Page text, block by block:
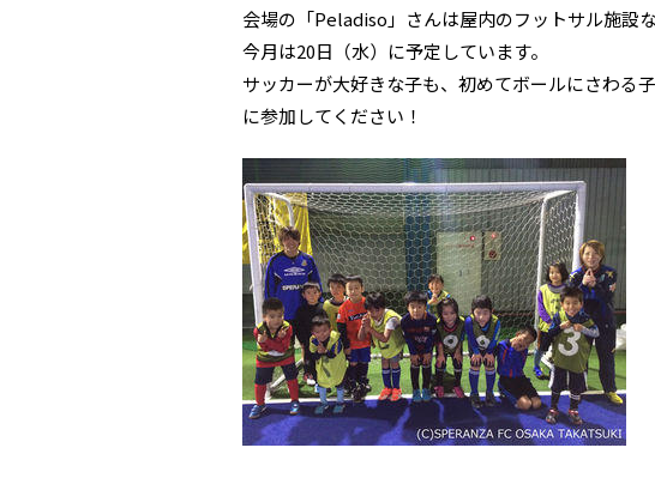
会場の「Peladiso」さんは屋内のフットサル施設
今月は20日（水）に予定しています。
サッカーが大好きな子も、初めてボールにさわる
に参加してください！